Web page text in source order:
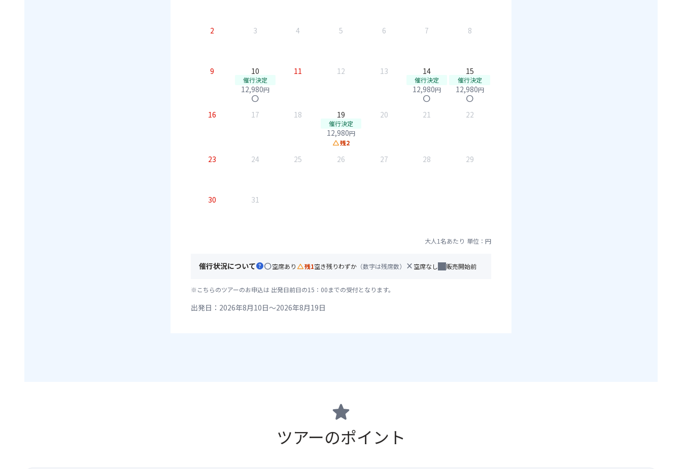
2 3 4 5 6 7 8
9 10
催行決定
12,980円
circle
11 12 13 14
催行決定
12,980円
circle
15
催行決定
12,980円
circle
16
17 18 19
催行決定
12,980円
change_history残2
20 21 22
23 24 25 26 27 28 29
30 31
大人1名あたり 単位：円
催行状況についてhelpcircle空席あり change_history残1空き残りわずか （数字は残席数） close 空席なし 販売開始前
※こちらのツアーのお申込は 出発日前日の15：00までの受付となります。
出発日：2026年8月10日～2026年8月19日
star
ツアーのポイント